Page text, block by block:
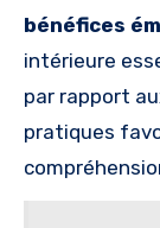
bénéfices
intérieure
par rapport
pratiques